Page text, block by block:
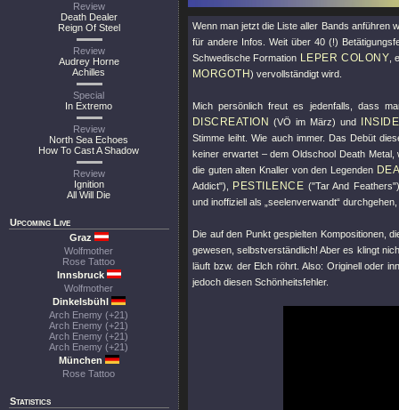
Review
Death Dealer
Reign Of Steel
Review
Audrey Horne
Achilles
Special
In Extremo
Review
North Sea Echoes
How To Cast A Shadow
Review
Ignition
All Will Die
Upcoming Live
Graz
Wolfmother
Rose Tattoo
Innsbruck
Wolfmother
Dinkelsbühl
Arch Enemy (+21)
Arch Enemy (+21)
Arch Enemy (+21)
Arch Enemy (+21)
München
Rose Tattoo
Statistics
Wenn man jetzt die Liste aller Bands anführen
für andere Infos. Weit über 40 (!)
Schwedische Formation LEPER COLONY ,
MORGOTH) vervollständigt wird.
Mich persönlich freut es jedenfalls, dass
DISCREATION (VÖ im März) und
Stimme leiht. Wie auch immer. Das Debüt
keiner erwartet – dem Oldschool Death
die guten alten Knaller von den Legenden
Addict"), PESTILENCE ("Tar And Feathers"
und inoffiziell als „seelenverwandt“
Die auf den Punkt gespielten Kompositionen,
gewesen, selbstverständlich! Aber es klingt
läuft bzw. der Elch röhrt. Also: Originell oder
jedoch diesen Schönheitsfehler.